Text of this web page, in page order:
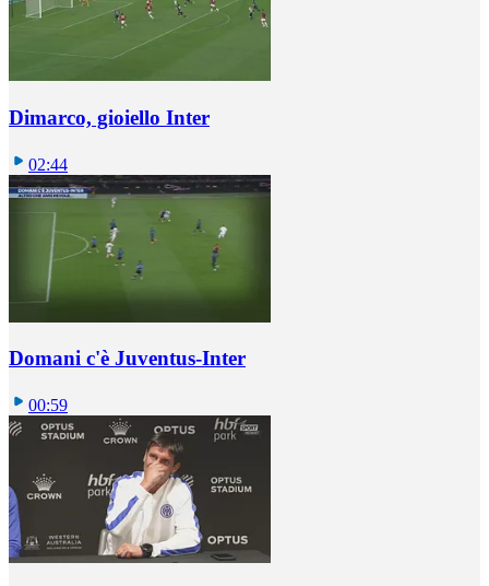
Dimarco, gioiello Inter
02:44
Domani c'è Juventus-Inter
00:59